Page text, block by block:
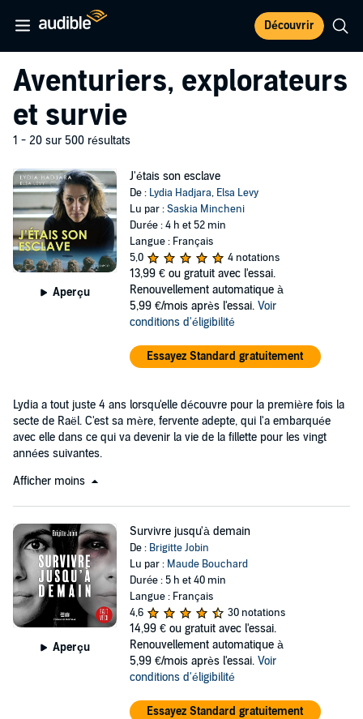
Découvrir
Aventuriers, explorateurs
et survie
1 - 20 sur 500 résultats
Aperçu
J'étais son esclave
De : Lydia Hadjara, Elsa Levy
Lu par :Saskia Mincheni
Durée : 4 h et 52 min
Langue : Français
5,0
4 notations
13,99 € ou gratuit avec l'essai.
Renouvellement automatique à
5,99 €/mois après l'essai. Voir
conditions d'éligibilité
Essayez Standard gratuitement
Lydia a tout juste 4 ans lorsqu'elle découvre pour la première fois la
secte de Raël. C'est sa mère, fervente adepte, qui l'a embarquée
avec elle dans ce qui va devenir la vie de la fillette pour les vingt
années suivantes.
Afficher moins
Aperçu
Survivre jusqu'à demain
De : Brigitte Jobin
Lu par : Maude Bouchard
Durée : 5 h et 40 min
Langue : Français
4,6
30 notations
14,99 € ou gratuit avec l'essai.
Renouvellement automatique à
5,99 €/mois après l'essai. Voir
conditions d'éligibilité
Essayez Standard gratuitement